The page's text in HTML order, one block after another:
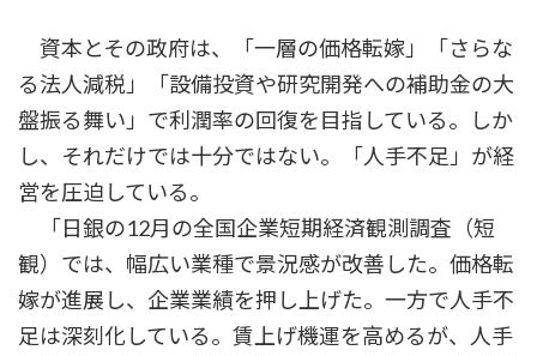
資本とその政府は、「一層の価格転嫁」「さらな
る法人減税」「設備投資や研究開発への補助金の大
盤振る舞い」で利潤率の回復を目指している。しか
し、それだけでは十分ではない。「人手不足」が経
営を圧迫している。
「日銀の12月の全国企業短期経済観測調査（短
観）では、幅広い業種で景況感が改善した。価格転
嫁が進展し、企業業績を押し上げた。一方で人手不
足は深刻化している。賃上げ機運を高めるが、人手